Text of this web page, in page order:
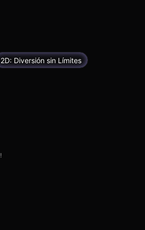
2D: Diversión sin Límites